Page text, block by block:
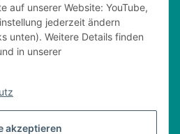
akzeptieren
auf unserer Website: YouTube,
jederzeit ändern
unten). Weitere Details finden
in unserer
Uhr
Uhr
Uhr
16:30 Uhr